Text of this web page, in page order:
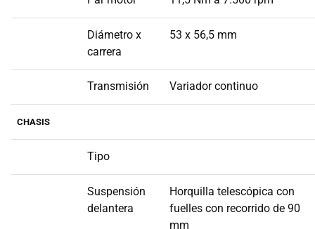
Diámetro x
carrera
53 x 56,5 mm
Transmisión Variador continuo
CHASIS
Tipo
Suspensión
delantera
Horquilla telescópica con
fuelles con recorrido de 90
mm